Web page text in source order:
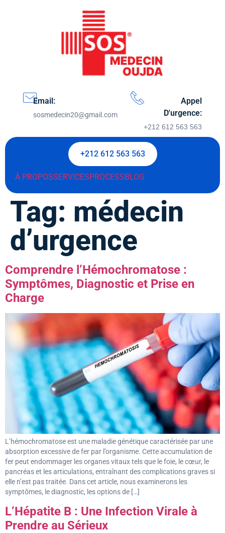
Email:
sosmedecin20@gmail.com
Appel
D'urgence:
+212 612 563 563
À PROPOSSERVICESPROCESSBLOG
+212 612 563 563
Tag: médecin
d’urgence
Comprendre l’Hémochromatose :
Symptômes, Diagnostic et Prise en
Charge
L’hémochromatose est une maladie génétique caractérisée par une
absorption excessive de fer par l’organisme. Cette accumulation de
fer peut endommager les organes vitaux tels que le foie, le cœur, le
pancréas et les articulations, entraînant des complications graves si
elle n’est pas traitée. Dans cet article, nous examinerons les
symptômes, le diagnostic, les options de […]
L’Hépatite B : Une Infection Virale à
Prendre au Sérieux